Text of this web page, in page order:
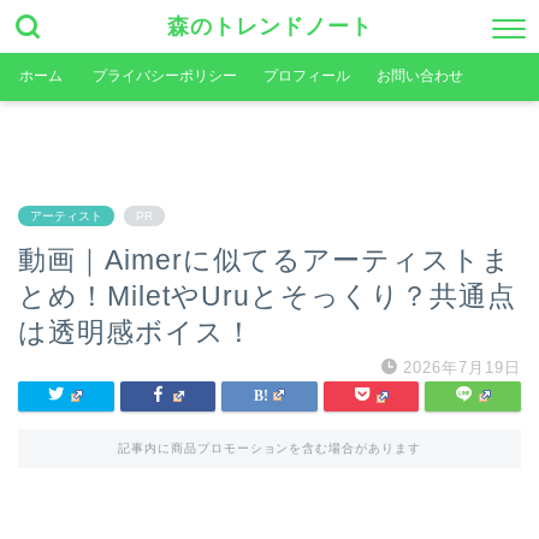
森のトレンドノート
ホーム プライバシーポリシー プロフィール お問い合わせ
アーティスト PR
動画｜Aimerに似てるアーティストま
とめ！MiletやUruとそっくり？共通点
は透明感ボイス！
2026年7月19日
記事内に商品プロモーションを含む場合があります